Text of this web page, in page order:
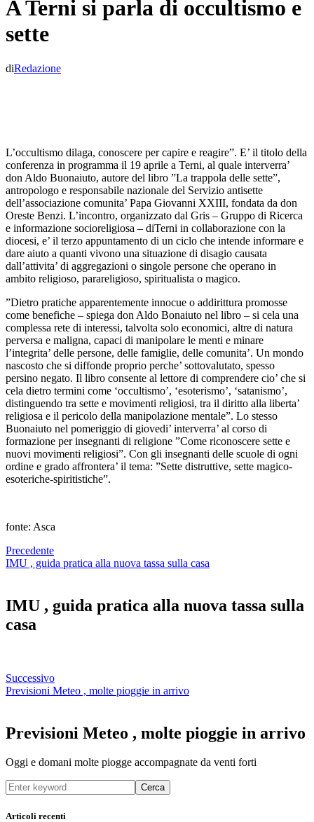
A Terni si parla di occultismo e
sette
diRedazione
L’occultismo dilaga, conoscere per capire e reagire”. E’ il titolo della
conferenza in programma il 19 aprile a Terni, al quale interverra’
don Aldo Buonaiuto, autore del libro ”La trappola delle sette”,
antropologo e responsabile nazionale del Servizio antisette
dell’associazione comunita’ Papa Giovanni XXIII, fondata da don
Oreste Benzi. L’incontro, organizzato dal Gris – Gruppo di Ricerca
e informazione socioreligiosa – diTerni in collaborazione con la
diocesi, e’ il terzo appuntamento di un ciclo che intende informare e
dare aiuto a quanti vivono una situazione di disagio causata
dall’attivita’ di aggregazioni o singole persone che operano in
ambito religioso, parareligioso, spiritualista o magico.
”Dietro pratiche apparentemente innocue o addirittura promosse
come benefiche – spiega don Aldo Bonaiuto nel libro – si cela una
complessa rete di interessi, talvolta solo economici, altre di natura
perversa e maligna, capaci di manipolare le menti e minare
l’integrita’ delle persone, delle famiglie, delle comunita’. Un mondo
nascosto che si diffonde proprio perche’ sottovalutato, spesso
persino negato. Il libro consente al lettore di comprendere cio’ che si
cela dietro termini come ‘occultismo’, ‘esoterismo’, ‘satanismo’,
distinguendo tra sette e movimenti religiosi, tra il diritto alla liberta’
religiosa e il pericolo della manipolazione mentale”. Lo stesso
Buonaiuto nel pomeriggio di giovedi’ interverra’ al corso di
formazione per insegnanti di religione ”Come riconoscere sette e
nuovi movimenti religiosi”. Con gli insegnanti delle scuole di ogni
ordine e grado affrontera’ il tema: ”Sette distruttive, sette magico-
esoteriche-spiritistiche”.
fonte: Asca
Precedente
IMU , guida pratica alla nuova tassa sulla casa
IMU , guida pratica alla nuova tassa sulla
casa
Successivo
Previsioni Meteo , molte pioggie in arrivo
Previsioni Meteo , molte pioggie in arrivo
Oggi e domani molte piogge accompagnate da venti forti
Cerca
Articoli recenti